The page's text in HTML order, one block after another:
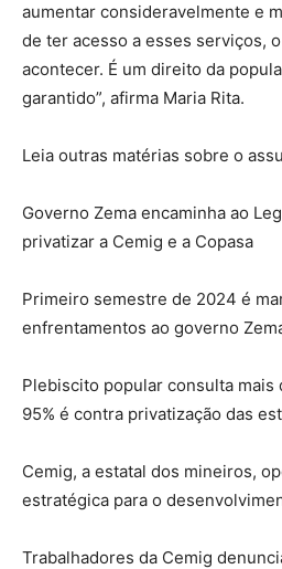
aumentar consideravelmente e
de ter acesso a esses serviços,
acontecer. É um direito da
garantido”, afirma Maria Rita.
Leia outras matérias sobre o
Governo Zema encaminha ao
privatizar a Cemig e a Copasa
Primeiro semestre de 2024 é
enfrentamentos ao governo
Plebiscito popular consulta mais
95% é contra privatização das
Cemig, a estatal dos mineiros,
estratégica para o
Trabalhadores da Cemig